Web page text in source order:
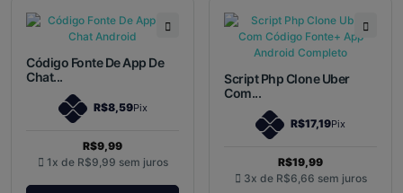
Código Fonte De App De
Chat...
R$8,59Pix
R$9,99
1x de R$9,99 sem juros
Script Php Clone Uber
Com...
R$17,19Pix
R$19,99
3x de R$6,66 sem juros